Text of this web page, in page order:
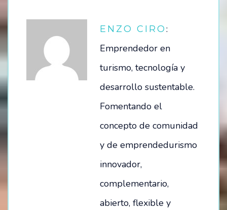
ENZO CIRO:
Emprendedor en
turismo, tecnología y
desarrollo sustentable.
Fomentando el
concepto de comunidad
y de emprendedurismo
innovador,
complementario,
abierto, flexible y